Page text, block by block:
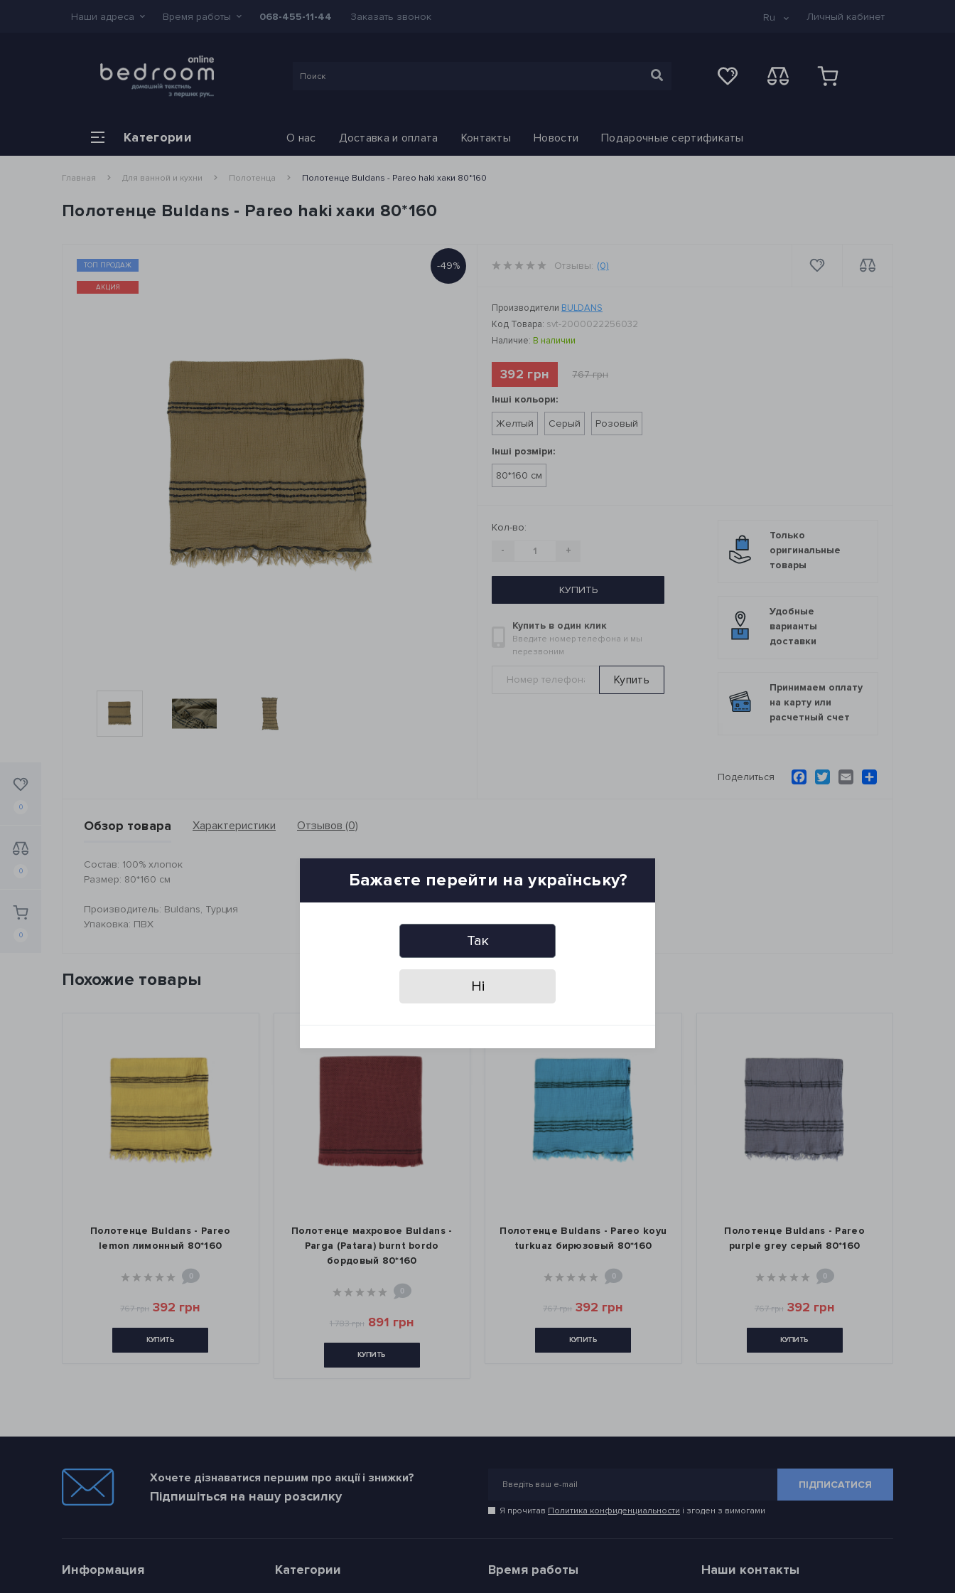
0
0
0
Наши адреса Время работы 068-455-11-44 Заказать звонок Ru Личный кабинет
Категории О нас Доставка и оплата Контакты Новости Подарочные сертификаты
Главная Для ванной и кухни Полотенца Полотенце Buldans - Pareo haki хаки 80*160
Полотенце Buldans - Pareo haki хаки 80*160
-49%
ТОП ПРОДАЖ
АКЦИЯ
Отзывы: (0)
Производители BULDANS
Код Товара: svt-2000022256032
Наличие: В наличии
392 грн 767 грн
Інші кольори:
Желтый
Серый Розовый
Інші розміри:
80*160 см
Кол-во:
- +
КУПИТЬ
Купить в один клик
Введите номер телефона и мы
перезвоним
Купить
Только
оригинальные
товары
Удобные
варианты
доставки
Принимаем оплату
на карту или
расчетный счет
Поделиться FacebookTwitterEmail
Обзор товара Характеристики Отзывов (0)
Состав: 100% хлопок
Размер: 80*160 см
Производитель: Buldans, Турция
Упаковка: ПВХ
Похожие товары
Полотенце Buldans - Pareo
lemon лимонный 80*160
0
767 грн 392 грн
КУПИТЬ
Полотенце махровое Buldans -
Parga (Patara) burnt bordo
бордовый 80*160
0
1 783 грн 891 грн
КУПИТЬ
Полотенце Buldans - Pareo koyu
turkuaz бирюзовый 80*160
0
767 грн 392 грн
КУПИТЬ
Полотенце Buldans - Pareo
purple grey серый 80*160
0
767 грн 392 грн
КУПИТЬ
Хочете дізнаватися першим про акції і знижки?
Підпишіться на нашу розсилку
ПІДПИСАТИСЯ
Я прочитав Политика конфиденциальности і згоден з вимогами
Информация Категории Время работы Наши контакты
Бажаєте перейти на українську?
Так
Ні